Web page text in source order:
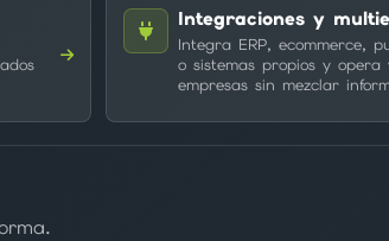
Integraciones y
Integra ERP, ecommerce,
o sistemas propios y opera
empresas sin mezclar